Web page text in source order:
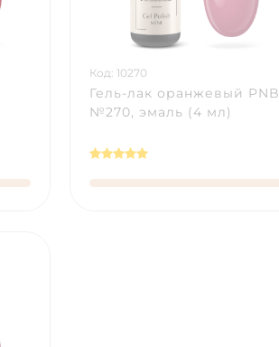
Код: 10270
Гель-лак оранжевый PNB
№270, эмаль (4 мл)